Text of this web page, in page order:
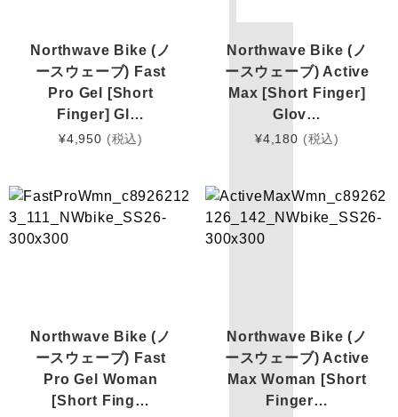
Northwave Bike (ノ
ースウェーブ) Fast
Pro Gel [Short
Finger] Gl…
¥4,950 (税込)
Northwave Bike (ノ
ースウェーブ) Active
Max [Short Finger]
Glov…
¥4,180 (税込)
Northwave Bike (ノ
ースウェーブ) Fast
Pro Gel Woman
[Short Fing…
Northwave Bike (ノ
ースウェーブ) Active
Max Woman [Short
Finger…